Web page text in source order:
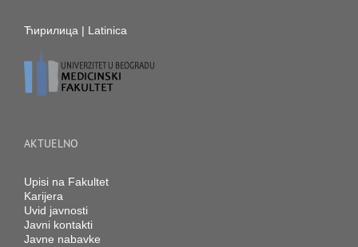
Ћирилица | Latinica
AKTUELNO
Upisi na Fakultet
Karijera
Uvid javnosti
Javni kontakti
Javne nabavke